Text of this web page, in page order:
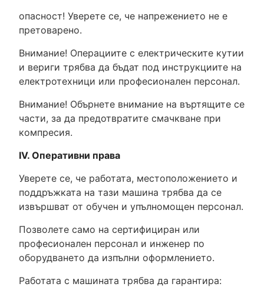
опасност! Уверете се, че напрежението не е
претоварено.
Внимание! Операциите с електрическите кутии
и вериги трябва да бъдат под инструкциите на
електротехници или професионален персонал.
Внимание! Обърнете внимание на въртящите се
части, за да предотвратите смачкване при
компресия.
IV. Оперативни права
Уверете се, че работата, местоположението и
поддръжката на тази машина трябва да се
извършват от обучен и упълномощен персонал.
Позволете само на сертифициран или
професионален персонал и инженер по
оборудването да изпълни оформлението.
Работата с машината трябва да гарантира: